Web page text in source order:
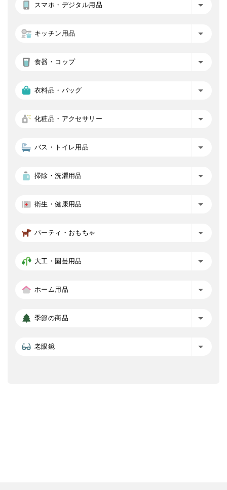
スマホ・デジタル用品
キッチン用品
食器・コップ
衣料品・バッグ
化粧品・アクセサリー
バス・トイレ用品
掃除・洗濯用品
衛生・健康用品
パーティ・おもちゃ
大工・園芸用品
ホーム用品
季節の商品
老眼鏡